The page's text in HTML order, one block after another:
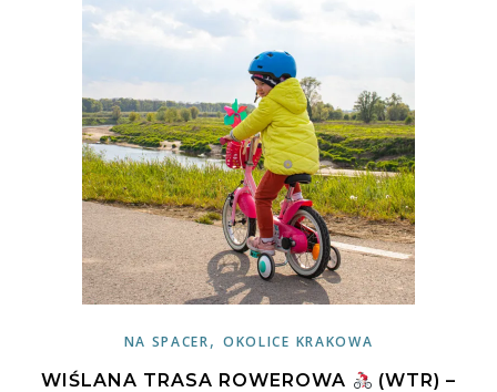
NA SPACER, OKOLICE KRAKOWA
WIŚLANA TRASA ROWEROWA
(WTR) –